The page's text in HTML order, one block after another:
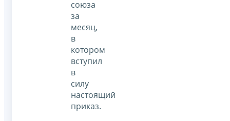
союза
за
месяц,
в
котором
вступил
в
силу
настоящий
приказ.